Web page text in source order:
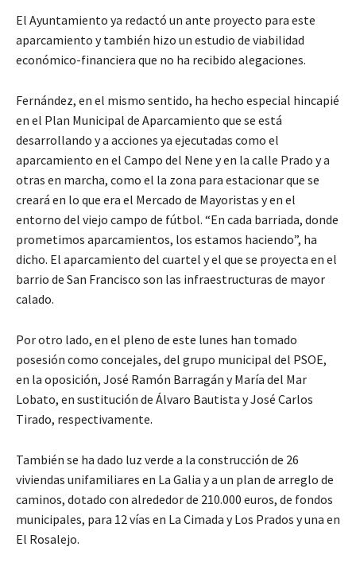
El Ayuntamiento ya redactó un ante proyecto para este
aparcamiento y también hizo un estudio de viabilidad
económico-financiera que no ha recibido alegaciones.
Fernández, en el mismo sentido, ha hecho especial hincapié
en el Plan Municipal de Aparcamiento que se está
desarrollando y a acciones ya ejecutadas como el
aparcamiento en el Campo del Nene y en la calle Prado y a
otras en marcha, como el la zona para estacionar que se
creará en lo que era el Mercado de Mayoristas y en el
entorno del viejo campo de fútbol. “En cada barriada, donde
prometimos aparcamientos, los estamos haciendo”, ha
dicho. El aparcamiento del cuartel y el que se proyecta en el
barrio de San Francisco son las infraestructuras de mayor
calado.
Por otro lado, en el pleno de este lunes han tomado
posesión como concejales, del grupo municipal del PSOE,
en la oposición, José Ramón Barragán y María del Mar
Lobato, en sustitución de Álvaro Bautista y José Carlos
Tirado, respectivamente.
También se ha dado luz verde a la construcción de 26
viviendas unifamiliares en La Galia y a un plan de arreglo de
caminos, dotado con alrededor de 210.000 euros, de fondos
municipales, para 12 vías en La Cimada y Los Prados y una en
El Rosalejo.